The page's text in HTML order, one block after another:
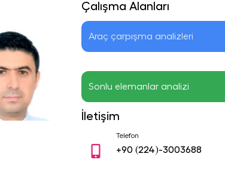
Çalışma Alanları
Araç çarpışma analizleri
Sonlu elemanlar analizi
İletişim
Telefon
+90(224)-3003688